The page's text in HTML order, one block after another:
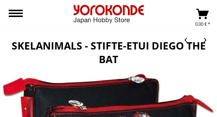
0,00 € *
SKELANIMALS - STIFTE-ETUI DIEGO THE
BAT